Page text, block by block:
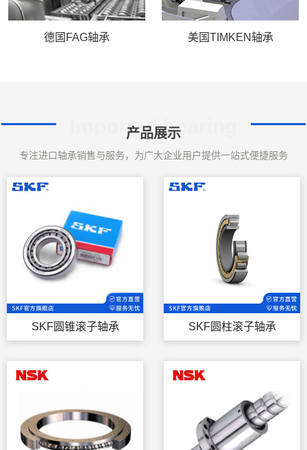
德国FAG轴承 美国TIMKEN轴承
产品展示
Imported bearing
专注进口轴承销售与服务，为广大企业用户提供一站式便捷服务
SKF圆锥滚子轴承 SKF圆柱滚子轴承